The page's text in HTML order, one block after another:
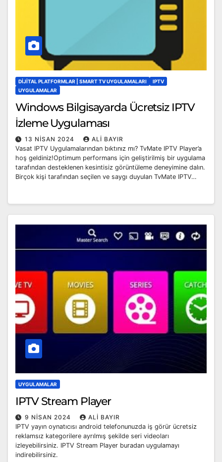
DIJITAL PLATFORMLAR | SMART TV UYGULAMALARI
IPTV
UYGULAMALAR
Windows Bilgisayarda Ücretsiz IPTV
İzleme Uygulaması
13 NISAN 2024
ALI BAYIR
Vasat IPTV Uygulamalarından bıktınız mı? TvMate IPTV Player’a
hoş geldiniz!Optimum performans için geliştirilmiş bir uygulama
tarafından desteklenen kesintisiz görüntüleme deneyimine dalın.
Birçok kişi tarafından seçilen ve saygı duyulan TvMate IPTV…
UYGULAMALAR
IPTV Stream Player
9 NISAN 2024
ALI BAYIR
IPTV yayın oynatıcısı android telefonunuzda iş görür ücretsiz
reklamsız kategorilere ayrılmış şekilde seri videoları
izleyebilirsiniz. IPTV Stream Player buradan uygulamayı
indirebilirsiniz.